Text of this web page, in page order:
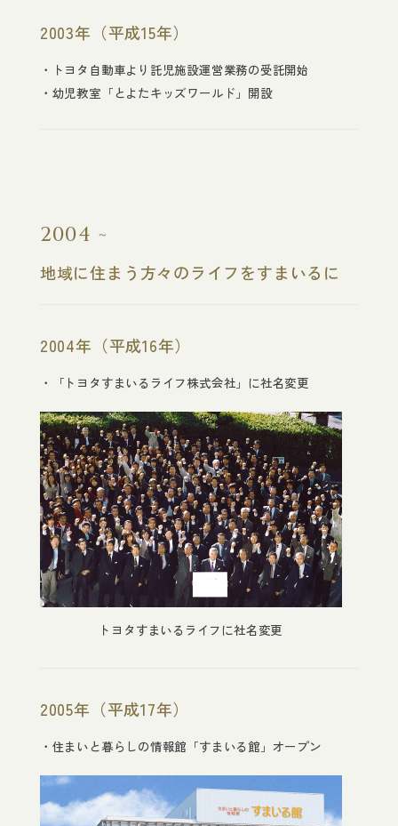
2003年（平成15年）
トヨタ自動車より託児施設運営業務の受託開始
幼児教室「とよたキッズワールド」開設
2004
地域に住まう方々のライフをすまいるに
2004年（平成16年）
「トヨタすまいるライフ株式会社」に社名変更
トヨタすまいるライフに社名変更
2005年（平成17年）
住まいと暮らしの情報館「すまいる館」オープン